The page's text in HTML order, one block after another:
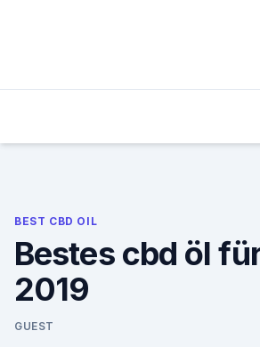
BEST CBD OIL
Bestes cbd öl
2019
GUEST